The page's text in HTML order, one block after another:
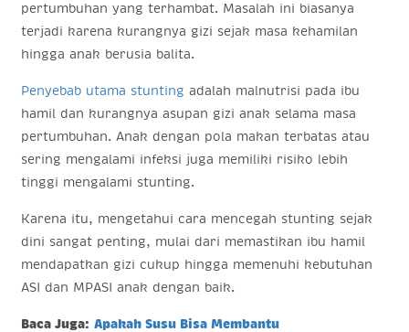
pertumbuhan yang terhambat. Masalah ini biasanya
terjadi karena kurangnya gizi sejak masa kehamilan
hingga anak berusia balita.
Penyebab utama stunting adalah malnutrisi pada ibu
hamil dan kurangnya asupan gizi anak selama masa
pertumbuhan. Anak dengan pola makan terbatas atau
sering mengalami infeksi juga memiliki risiko lebih
tinggi mengalami stunting.
Karena itu, mengetahui cara mencegah stunting sejak
dini sangat penting, mulai dari memastikan ibu hamil
mendapatkan gizi cukup hingga memenuhi kebutuhan
ASI dan MPASI anak dengan baik.
Baca Juga: Apakah Susu Bisa Membantu